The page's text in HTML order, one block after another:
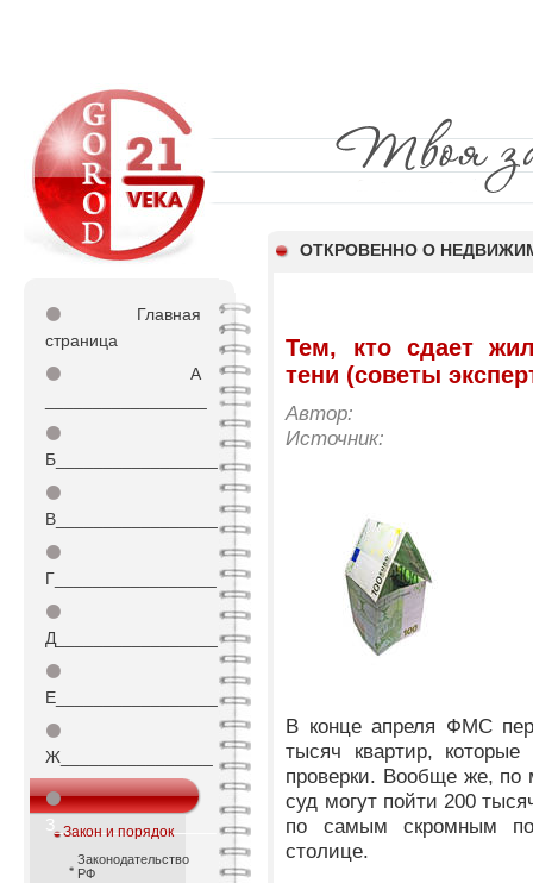
ОТКРОВЕННО О
⚫
Главная
страница
⚫
А
⚫
Б_________________
⚫
В_________________
⚫
Г_________________
⚫
Д_________________
⚫
Е_________________
⚫
Ж________________
⚫
З_________________
Закон и порядок
Законодательство
РФ
Тем, кто сдает
тени (советы
Автор:
Источник:
В конце апреля ФМС
тысяч квартир,
проверки. Вообще же, по
суд могут пойти 200
по самым скромным
столице.